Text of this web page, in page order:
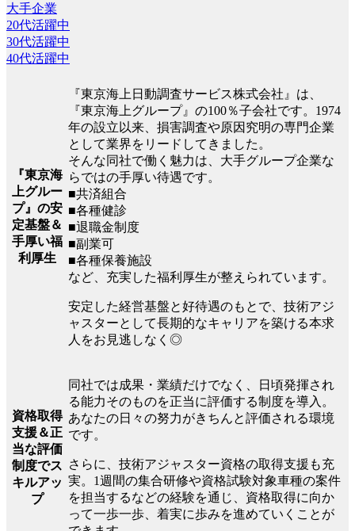
大手企業
20代活躍中
30代活躍中
40代活躍中
『東京海
上グルー
プ』の安
定基盤＆
手厚い福
利厚生
『東京海上日動調査サービス株式会社』は、
『東京海上グループ』の100％子会社です。1974
年の設立以来、損害調査や原因究明の専門企業
として業界をリードしてきました。
そんな同社で働く魅力は、大手グループ企業な
らではの手厚い待遇です。
■共済組合
■各種健診
■退職金制度
■副業可
■各種保養施設
など、充実した福利厚生が整えられています。
安定した経営基盤と好待遇のもとで、技術アジ
ャスターとして長期的なキャリアを築ける本求
人をお見逃しなく◎
資格取得
支援＆正
当な評価
制度でス
キルアッ
プ
同社では成果・業績だけでなく、日頃発揮され
る能力そのものを正当に評価する制度を導入。
あなたの日々の努力がきちんと評価される環境
です。
さらに、技術アジャスター資格の取得支援も充
実。1週間の集合研修や資格試験対象車種の案件
を担当するなどの経験を通じ、資格取得に向か
って一歩一歩、着実に歩みを進めていくことが